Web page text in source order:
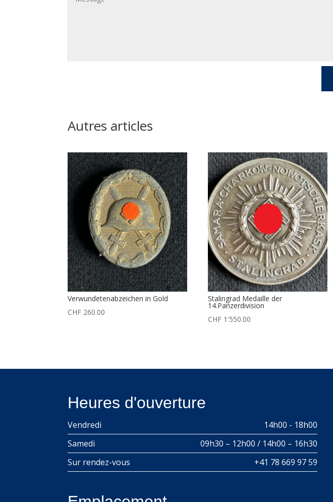
Autres articles
Verwundetenabzeichen in Gold
CHF 260.00
Stalingrad Medaille der
14.Panzerdivision
CHF 1'550.00
Heures d'ouverture
Vendredi
14h00 - 18h00
Samedi
09h30 – 12h00 / 14h00 – 16h30
Sur rendez-vous
+41 78 669 97 59